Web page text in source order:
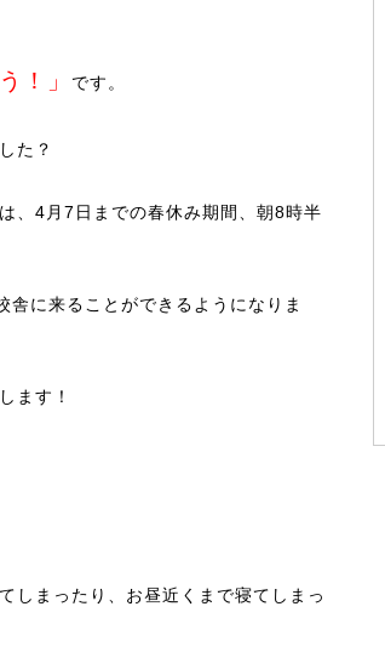
！」 です。
た？
、4月7日までの春休み期間、朝8時半
舎に来ることができるようになりま
ます！
しまったり、お昼近くまで寝てしまっ